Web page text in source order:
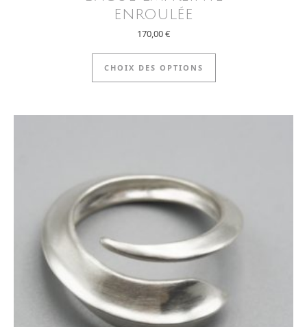
enroulée
170,00€
CHOIX DES OPTIONS
Ce produit a